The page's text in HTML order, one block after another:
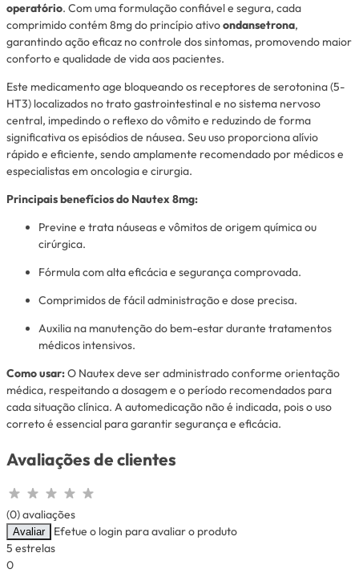
operatório. Com uma formulação confiável e segura, cada
comprimido contém 8mg do princípio ativoondansetrona,
garantindo ação eficaz no controle dos sintomas, promovendo maior
conforto e qualidade de vida aos pacientes.
Este medicamento age bloqueando os receptores de serotonina (5-
HT3) localizados no trato gastrointestinal e no sistema nervoso
central, impedindo o reflexo do vômito e reduzindo de forma
significativa os episódios de náusea. Seu uso proporciona alívio
rápido e eficiente, sendo amplamente recomendado por médicos e
especialistas em oncologia e cirurgia.
Principais benefícios do Nautex 8mg:
Previne e trata náuseas e vômitos de origem química ou
cirúrgica.
Fórmula com alta eficácia e segurança comprovada.
Comprimidos de fácil administração e dose precisa.
Auxilia na manutenção do bem-estar durante tratamentos
médicos intensivos.
Como usar:O Nautex deve ser administrado conforme orientação
médica, respeitando a dosagem e o período recomendados para
cada situação clínica. A automedicação não é indicada, pois o uso
correto é essencial para garantir segurança e eficácia.
Avaliações de clientes
(0) avaliações
Avaliar
Efetue o login para avaliar o produto
5 estrelas
0